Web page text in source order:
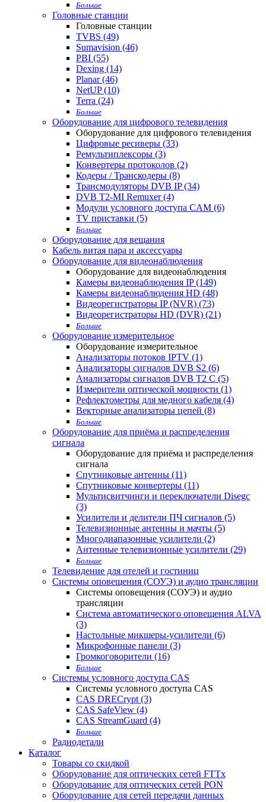
Больше
Головные станции
Головные станции
TVBS (49)
Sumavision (46)
PBI (55)
Dexing (14)
Planar (46)
NetUP (10)
Terra (24)
Больше
Оборудование для цифрового телевидения
Оборудование для цифрового телевидения
Цифровые ресиверы (33)
Ремультиплексоры (3)
Конвертеры протоколов (2)
Кодеры / Транскодеры (8)
Трансмодуляторы DVB IP (34)
DVB T2-MI Remuxer (4)
Модули условного доступа CAM (6)
TV приставки (5)
Больше
Оборудование для вещания
Кабель витая пара и аксессуары
Оборудование для видеонаблюдения
Оборудование для видеонаблюдения
Камеры видеонаблюдения IP (149)
Камеры видеонаблюдения HD (48)
Видеорегистраторы IP (NVR) (73)
Видеорегистраторы HD (DVR) (21)
Больше
Оборудование измерительное
Оборудование измерительное
Анализаторы потоков IPTV (1)
Анализаторы сигналов DVB S2 (6)
Анализаторы сигналов DVB T2 С (5)
Измерители оптической мощности (1)
Рефлектометры для медного кабеля (4)
Векторные анализаторы цепей (8)
Больше
Оборудование для приёма и распределения
сигнала
Оборудование для приёма и распределения
сигнала
Спутниковые антенны (11)
Спутниковые конвертеры (11)
Мультисвитчинги и переключатели Disegc
(3)
Усилители и делители ПЧ сигналов (5)
Телевизионные антенны и мачты (5)
Многодиапазонные усилители (2)
Антенные телевизионные усилители (29)
Больше
Телевидение для отелей и гостиниц
Системы оповещения (СОУЭ) и аудио трансляции
Системы оповещения (СОУЭ) и аудио
трансляции
Система автоматического оповещения ALVA
(3)
Настольные микшеры-усилители (6)
Микрофонные панели (3)
Громкоговорители (16)
Больше
Системы условного доступа CAS
Системы условного доступа CAS
CAS DRECrypt (3)
CAS SafeView (4)
CAS StreamGuard (4)
Больше
Радиодетали
Каталог
Товары со скидкой
Оборудование для оптических сетей FTTx
Оборудование для оптических сетей PON
Оборудование для сетей передачи данных